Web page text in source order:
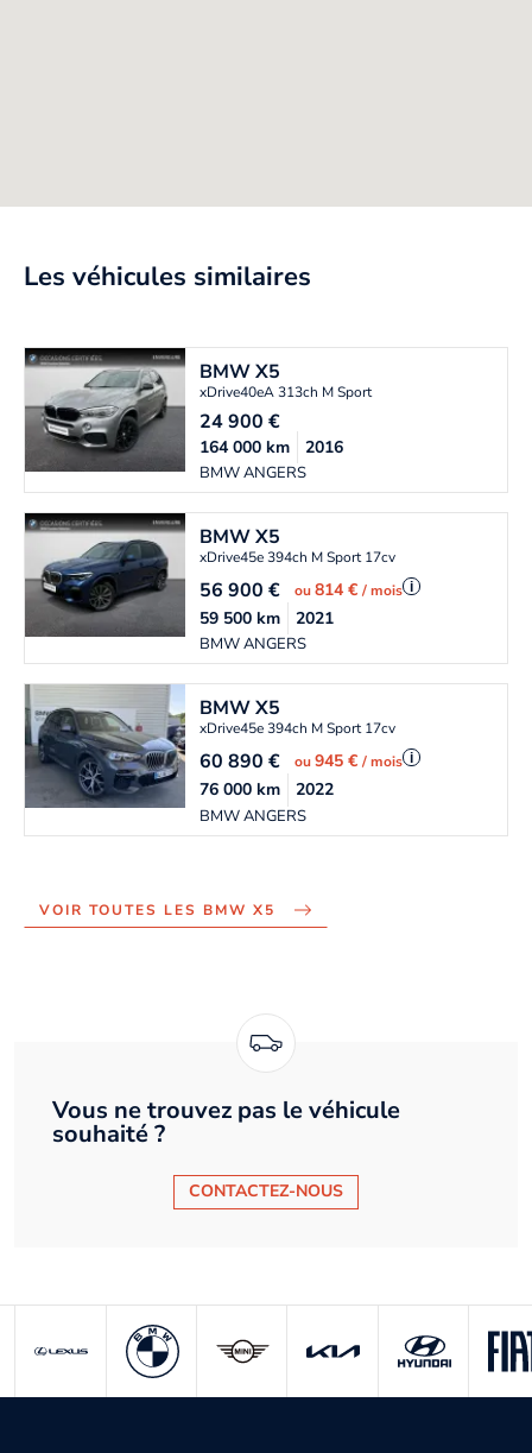
Les véhicules similaires
BMWX5
xDrive40eA 313ch M Sport
24 900€
BMW ANGERS
164 000km 2016
BMWX5
xDrive45e 394ch M Sport 17cv
56 900€ ou814 €/ mois i
BMW ANGERS
59 500km 2021
BMWX5
xDrive45e 394ch M Sport 17cv
60 890€ ou945 €/ mois i
BMW ANGERS
76 000km 2022
VOIR TOUTES LES BMW X5
Vous ne trouvez pas le véhicule
souhaité ?
CONTACTEZ-NOUS